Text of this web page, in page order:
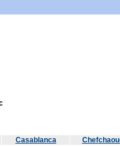
Casablanca